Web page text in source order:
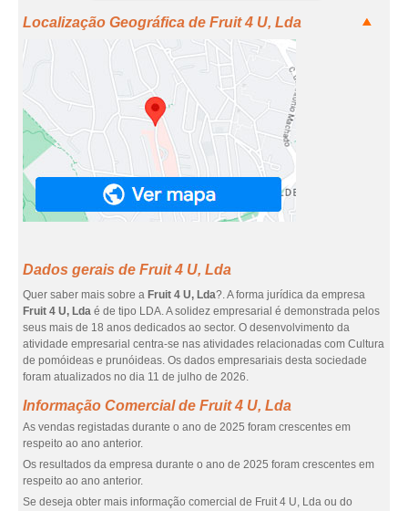
Localização Geográfica de Fruit 4 U, Lda
Dados gerais de Fruit 4 U, Lda
Quer saber mais sobre a Fruit 4 U, Lda?. A forma jurídica da empresa
Fruit 4 U, Lda é de tipo LDA. A solidez empresarial é demonstrada pelos
seus mais de 18 anos dedicados ao sector. O desenvolvimento da
atividade empresarial centra-se nas atividades relacionadas com Cultura
de pomóideas e prunóideas. Os dados empresariais desta sociedade
foram atualizados no dia 11 de julho de 2026.
Informação Comercial de Fruit 4 U, Lda
As vendas registadas durante o ano de 2025 foram crescentes em
respeito ao ano anterior.
Os resultados da empresa durante o ano de 2025 foram crescentes em
respeito ao ano anterior.
Se deseja obter mais informação comercial de Fruit 4 U, Lda ou do